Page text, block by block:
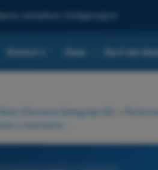
veštačkom inteligencijom
Kvizovi Cene Da li ste
(Otvorena Kategorija A2)